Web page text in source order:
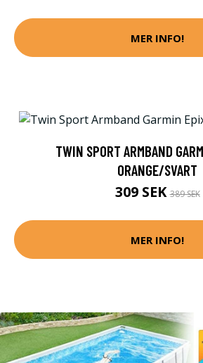
MER INFO!
TWIN SPORT ARMBAND
ORANGE/SVART
309 SEK389 SEK
MER INFO!